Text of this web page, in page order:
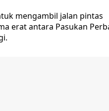
mengambil jalan pintas
erat antara Pasukan